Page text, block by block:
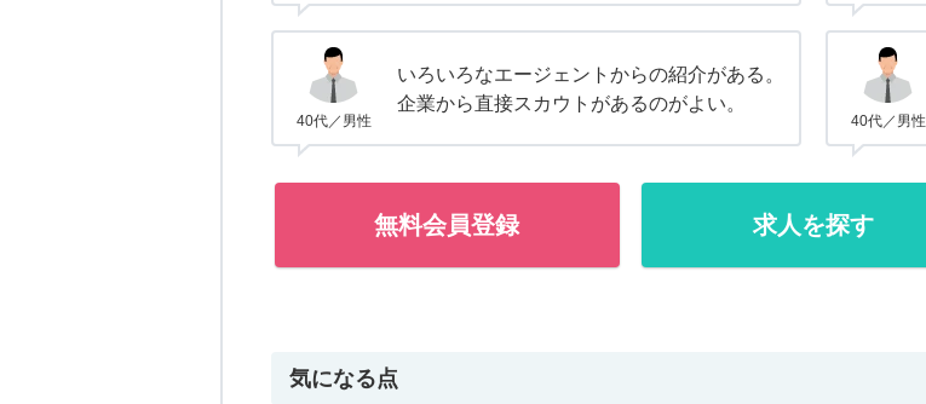
40代／男性
いろいろなエージェントからの紹介がある。
企業から直接スカウトがあるのがよい。
40代／男性
無料会員登録 求人を探す
気になる点